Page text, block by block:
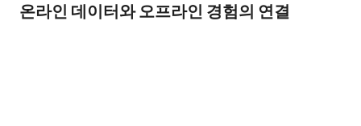
온라인 데이터와 오프라인 경험의 연결